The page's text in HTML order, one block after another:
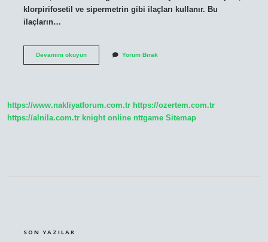
klorpirifosetil ve sipermetrin gibi ilaçları kullanır. Bu
ilaçların…
Devamını okuyunEvde
Yorum Bırak
https://www.nakliyatforum.com.tr https://ozertem.com.tr
https://alnila.com.tr knight online nttgame Sitemap
SON YAZILAR